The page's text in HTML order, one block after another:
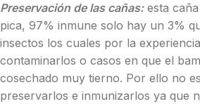
Preservación de las cañas: esta
pica, 97% inmune solo hay un 3%
insectos los cuales por la
contaminarlos o casos en que el
cosechado muy tierno. Por ello no
preservarlos e inmunizarlos ya que